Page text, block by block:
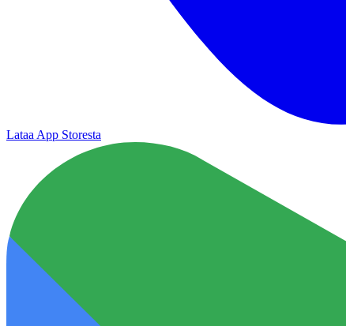
Lataa App Storesta